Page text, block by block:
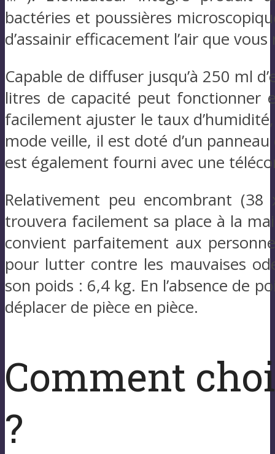
bactéries et poussières
d’assainir efficacement l’air que vous
Capable de diffuser jusqu’à 250 ml
litres de capacité peut fonctionner
facilement ajuster le taux
mode veille, il est doté d’un
est également fourni avec une
Relativement peu encombrant
trouvera facilement sa place à la
convient parfaitement aux
pour lutter contre les mauvaises
son poids : 6,4 kg. En l’absence de
déplacer de pièce en pièce.
Comment
?